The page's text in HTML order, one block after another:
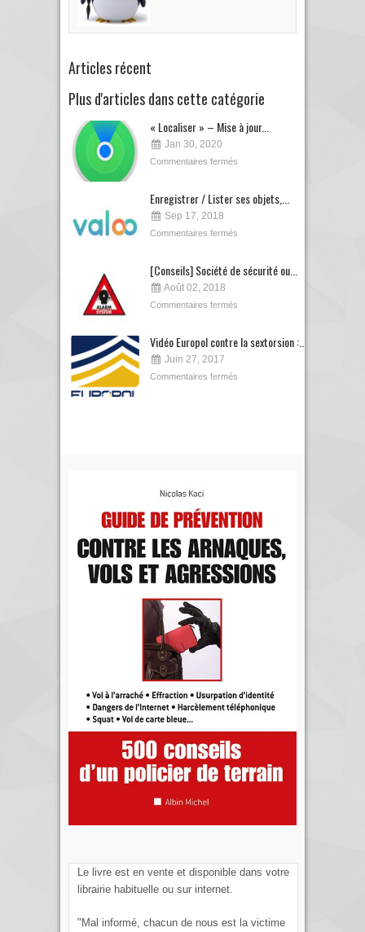
Articles récent
Plus d'articles dans cette catégorie
« Localiser » – Mise à jour...
Jan 30, 2020
Commentaires fermés
Enregistrer / Lister ses objets,...
Sep 17, 2018
Commentaires fermés
[Conseils] Société de sécurité ou...
Août 02, 2018
Commentaires fermés
Vidéo Europol contre la sextorsion :...
Juin 27, 2017
Commentaires fermés
Le livre est en vente et disponible dans votre
librairie habituelle ou sur internet.
"Mal informé, chacun de nous est la victime